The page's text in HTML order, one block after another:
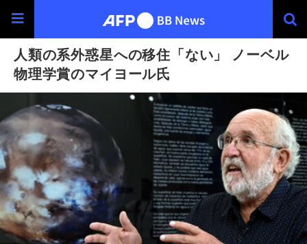
人類の系外惑星への移住「ない」 ノーベル
物理学賞のマイヨール氏